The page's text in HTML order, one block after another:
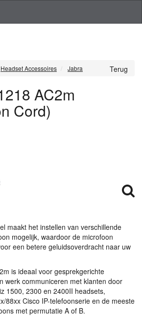
Terug
Headset Accessoires Jabra
AC2m
Cord)
maakt het instellen van verschillende
mogelijk, waardoor de microfoon
een betere geluidsoverdracht naar uw
is ideaal voor gesprekgerichte
werk communiceren met klanten door
1500, 2300 en 2400II headsets,
88xx Cisco IP-telefoonserie en de meeste
met permutatie A of B.